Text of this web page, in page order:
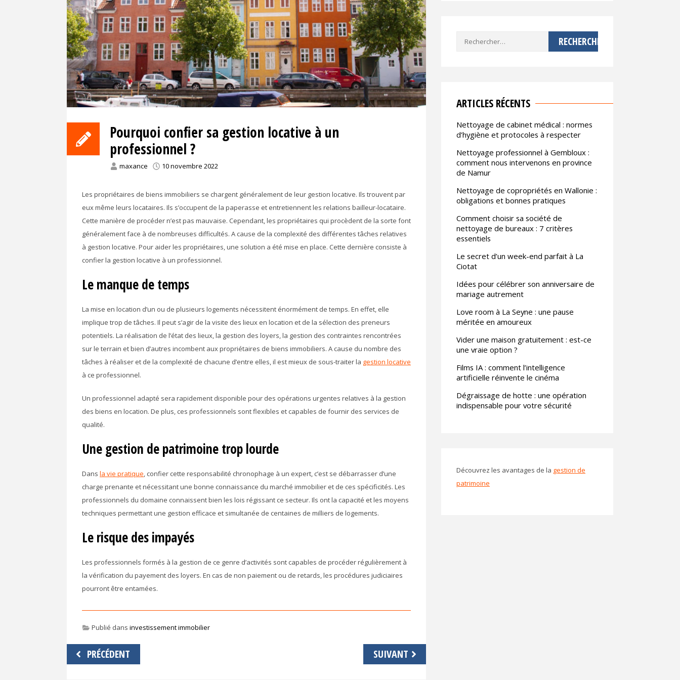
Pourquoi confier sa gestion locative à un
professionnel ?
maxance 10 novembre 2022
Les propriétaires de biens immobiliers se chargent généralement de leur gestion locative. Ils trouvent par
eux même leurs locataires. Ils s’occupent de la paperasse et entretiennent les relations bailleur-locataire.
Cette manière de procéder n’est pas mauvaise. Cependant, les propriétaires qui procèdent de la sorte font
généralement face à de nombreuses difficultés. A cause de la complexité des différentes tâches relatives
à gestion locative. Pour aider les propriétaires, une solution a été mise en place. Cette dernière consiste à
confier la gestion locative à un professionnel.
Le manque de temps
La mise en location d’un ou de plusieurs logements nécessitent énormément de temps. En effet, elle
implique trop de tâches. Il peut s’agir de la visite des lieux en location et de la sélection des preneurs
potentiels. La réalisation de l’état des lieux, la gestion des loyers, la gestion des contraintes rencontrées
sur le terrain et bien d’autres incombent aux propriétaires de biens immobiliers. A cause du nombre des
tâches à réaliser et de la complexité de chacune d’entre elles, il est mieux de sous-traiter la gestion locative
à ce professionnel.
Un professionnel adapté sera rapidement disponible pour des opérations urgentes relatives à la gestion
des biens en location. De plus, ces professionnels sont flexibles et capables de fournir des services de
qualité.
Une gestion de patrimoine trop lourde
Dans la vie pratique, confier cette responsabilité chronophage à un expert, c’est se débarrasser d’une
charge prenante et nécessitant une bonne connaissance du marché immobilier et de ces spécificités. Les
professionnels du domaine connaissent bien les lois régissant ce secteur. Ils ont la capacité et les moyens
techniques permettant une gestion efficace et simultanée de centaines de milliers de logements.
Le risque des impayés
Les professionnels formés à la gestion de ce genre d’activités sont capables de procéder régulièrement à
la vérification du payement des loyers. En cas de non paiement ou de retards, les procédures judiciaires
pourront être entamées.
Publié dans investissement immobilier
Navigation
de
PRÉCÉDENT SUIVANT
Rechercher :
ARTICLES RÉCENTS
Nettoyage de cabinet médical : normes
d’hygiène et protocoles à respecter
Nettoyage professionnel à Gembloux :
comment nous intervenons en province
de Namur
Nettoyage de copropriétés en Wallonie :
obligations et bonnes pratiques
Comment choisir sa société de
nettoyage de bureaux : 7 critères
essentiels
Le secret d’un week-end parfait à La
Ciotat
Idées pour célébrer son anniversaire de
mariage autrement
Love room à La Seyne : une pause
méritée en amoureux
Vider une maison gratuitement : est-ce
une vraie option ?
Films IA : comment l’intelligence
artificielle réinvente le cinéma
Dégraissage de hotte : une opération
indispensable pour votre sécurité
Découvrez les avantages de la gestion de
patrimoine